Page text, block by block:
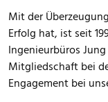
Mit der
Erfolg hat, ist seit
Ingenieurbüros
Mitgliedschaft bei
Engagement bei